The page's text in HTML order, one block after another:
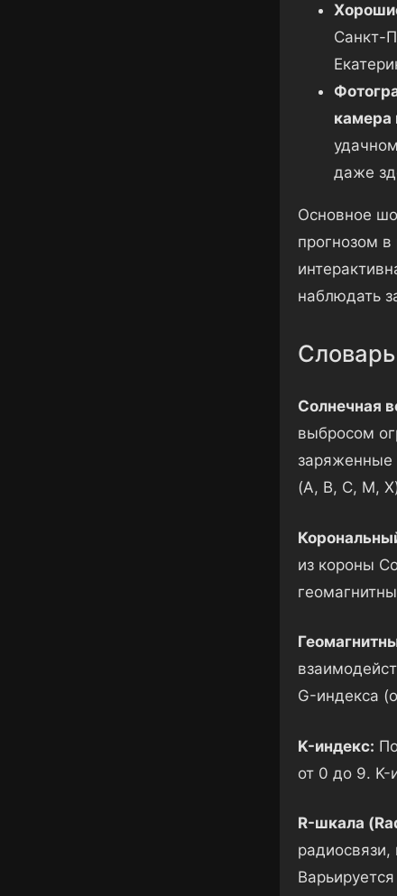
Санкт-
камера
даже
Основное
прогнозом
наблюдать
Солнечная
выбросом
заряженные
(A, B, C, M,
из короны
G-индекса
K-индекс:
от 0 до 9. K-
R-шкала